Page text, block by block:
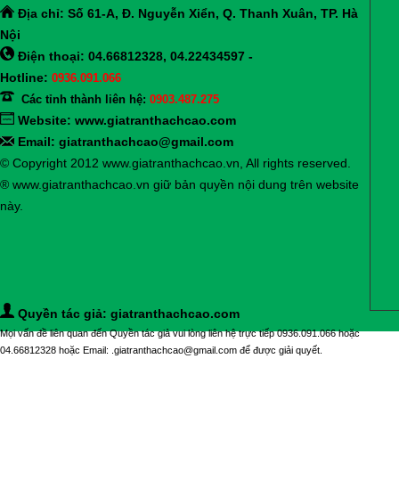
Địa chỉ: Số 61-A, Đ. Nguyễn Xiển, Q. Thanh Xuân, TP. Hà
Nội
Điện thoại: 04.66812328, 04.22434597 -
Hotline: 0936.091.066
Các tỉnh thành liên hệ: 0903.487.275
Website: www.giatranthachcao.com
Email: giatranthachcao@gmail.com
© Copyright 2012 www.giatranthachcao.vn, All rights reserved.
® www.giatranthachcao.vn giữ bản quyền nội dung trên website
này.
Quyền tác giả: giatranthachcao.com
Mọi vấn đề liên quan đến Quyền tác giả vui lòng liên hệ trực tiếp 0936.091.066 hoặc
04.66812328 hoặc Email: .giatranthachcao@gmail.com để được giải quyết.